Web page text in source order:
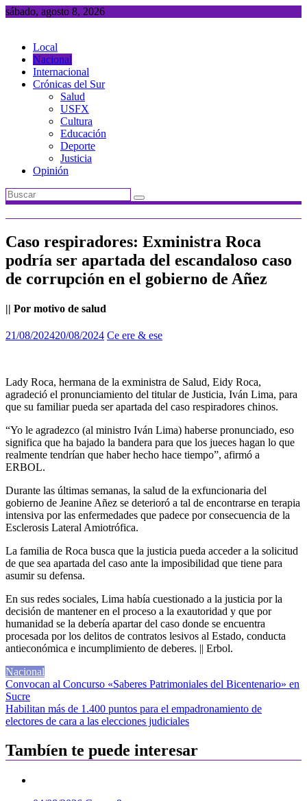
Saltar
sábado, agosto 8, 2026
Local
Nacional
Internacional
Crónicas del Sur
Salud
USFX
Cultura
Educación
Deporte
Justicia
Opinión
Caso respiradores: Exministra Roca
podría ser apartada del escandaloso caso
de corrupción en el gobierno de Añez
|| Por motivo de salud
21/08/202420/08/2024 Ce ere & ese
Lady Roca, hermana de la exministra de Salud, Eidy Roca,
agradeció el pronunciamiento del titular de Justicia, Iván Lima, para
que su familiar pueda ser apartada del caso respiradores chinos.
“Yo le agradezco (al ministro Iván Lima) haberse pronunciado, eso
significa que ha bajado la bandera para que los jueces hagan lo que
realmente tendrían que haber hecho hace tiempo”, afirmó a
ERBOL.
Durante las últimas semanas, la salud de la exfuncionaria del
gobierno de Jeanine Añez se deterioró a tal de encontrarse en terapia
intensiva por las enfermedades que padece por consecuencia de la
Esclerosis Lateral Amiotrófica.
La familia de Roca busca que la justicia pueda acceder a la solicitud
de que sea apartada del caso ante la imposibilidad que tiene para
asumir su defensa.
En sus redes sociales, Lima había cuestionado a la justicia por la
decisión de mantener en el proceso a la exautoridad y que por
humanidad se la debería apartar del caso donde se encuentra
procesada por los delitos de contratos lesivos al Estado, conducta
antieconómica e incumplimiento de deberes. || Erbol.
Nacional
Navegación
de
entradas
Convocan al Concurso «Saberes Patrimoniales del Bicentenario» en
Sucre
Habilitan más de 1.400 puntos para el empadronamiento de
electores de cara a las elecciones judiciales
Tambíen te puede interesar